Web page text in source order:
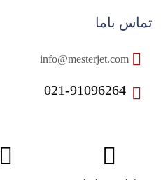
تماس باما
021-91096264